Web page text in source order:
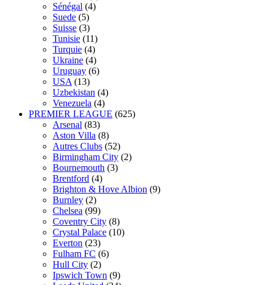
Sénégal (4)
Suede (5)
Suisse (3)
Tunisie (11)
Turquie (4)
Ukraine (4)
Uruguay (6)
USA (13)
Uzbekistan (4)
Venezuela (4)
PREMIER LEAGUE (625)
Arsenal (83)
Aston Villa (8)
Autres Clubs (52)
Birmingham City (2)
Bournemouth (3)
Brentford (4)
Brighton & Hove Albion (9)
Burnley (2)
Chelsea (99)
Coventry City (8)
Crystal Palace (10)
Everton (23)
Fulham FC (6)
Hull City (2)
Ipswich Town (9)